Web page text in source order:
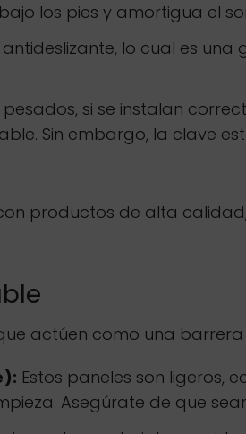
los pies y amortigua el
lo cual es una
pesados, si se instalan
Sin embargo, la clave
productos de alta
actúen como una
Estos paneles son ligeros,
Asegúrate de que